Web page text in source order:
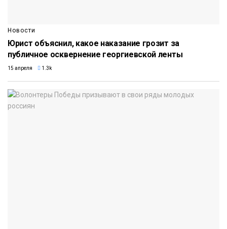
Новости
Юрист объяснил, какое наказание грозит за
публичное осквернение георгиевской ленты
15 апреля 1.3k